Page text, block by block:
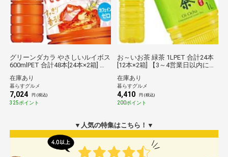
グリーンダカラ やさしいルイボス
600mlPET 合計48本[24本×2箱] 【3
料】サントリー倉庫C★
在庫あり
暮らすグルメ
7,024 円 (税込)
325ポイント
お～いお茶 緑茶 1LPET 合計24本
[12本×2箱] 【3～4営業日以内に出
伊藤園倉庫C★
在庫あり
暮らすグルメ
4,410 円 (税込)
200ポイント
▼人気の特集はこちら！▼